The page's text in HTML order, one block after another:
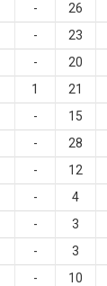
- 26
- 23
- 20
1 21
- 15
- 28
- 12
- 4
- 3
- 3
- 10